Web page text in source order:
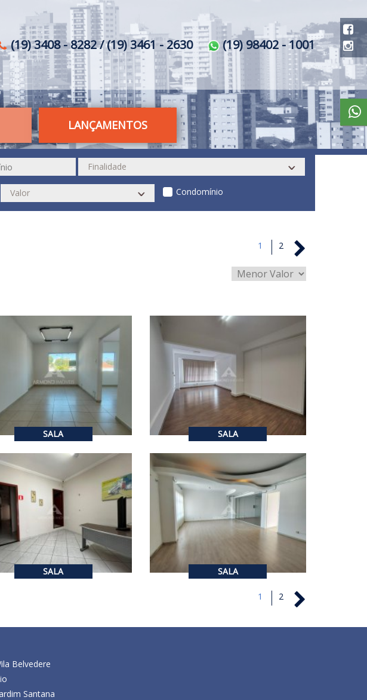
(19) 3408 - 8282 / (19) 3461 - 2630 (19) 98402 - 1001
LANÇAMENTOS
Condomínio
1 2
SALA
1.300,00 ALUGUEL
SALA
R$ 2.400,00
126 m²
SALA
2.500,00
SALA
R$ 2.600,00 ALUGUEL
1 2
Belvedere
Santana